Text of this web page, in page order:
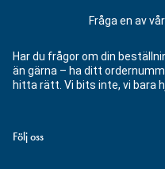
Fråga en av
Har du frågor om din
än gärna – ha ditt
hitta rätt. Vi bits inte, vi bara
Följ oss